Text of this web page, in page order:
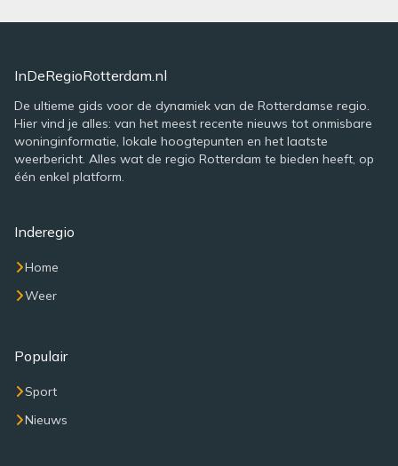
InDeRegioRotterdam.nl
De ultieme gids voor de dynamiek van de Rotterdamse regio.
Hier vind je alles: van het meest recente nieuws tot onmisbare
woninginformatie, lokale hoogtepunten en het laatste
weerbericht. Alles wat de regio Rotterdam te bieden heeft, op
één enkel platform.
Inderegio
Home
Weer
Populair
Sport
Nieuws